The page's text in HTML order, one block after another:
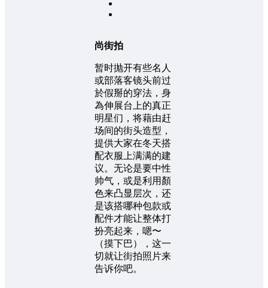
尚街拍
暂时抛开有些名人
或部落客镜头前过
於假掰的穿法，身
為伸展台上的真正
明星们，将藉由赶
场间的街头造型，
提供大家在冬天搭
配衣服上满满的建
议。无论是要中性
帅气，或是利用顏
色来凸显层次，还
是该搭哪种包款或
配件才能让整体打
扮亮起来，嗯〜
（摸下巴），这一
切就让街拍照片来
告诉你吧。